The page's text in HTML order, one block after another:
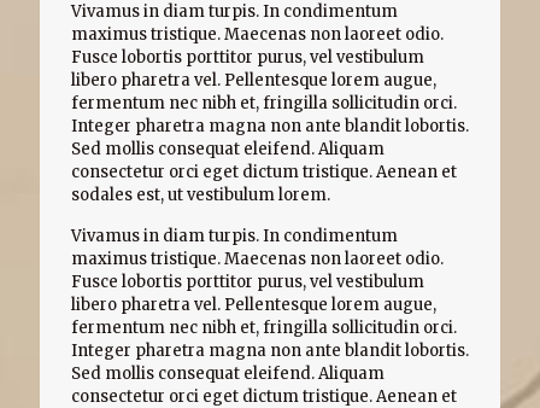
Vivamus in diam turpis. In condimentum
maximus tristique. Maecenas non laoreet odio.
Fusce lobortis porttitor purus, vel vestibulum
libero pharetra vel. Pellentesque lorem augue,
fermentum nec nibh et, fringilla sollicitudin orci.
Integer pharetra magna non ante blandit lobortis.
Sed mollis consequat eleifend. Aliquam
consectetur orci eget dictum tristique. Aenean et
sodales est, ut vestibulum lorem.
Vivamus in diam turpis. In condimentum
maximus tristique. Maecenas non laoreet odio.
Fusce lobortis porttitor purus, vel vestibulum
libero pharetra vel. Pellentesque lorem augue,
fermentum nec nibh et, fringilla sollicitudin orci.
Integer pharetra magna non ante blandit lobortis.
Sed mollis consequat eleifend. Aliquam
consectetur orci eget dictum tristique. Aenean et